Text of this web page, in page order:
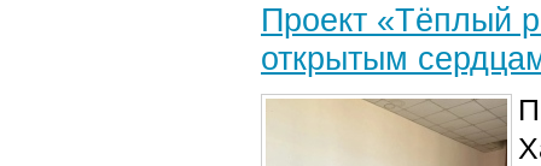
Проект «Тёплый
открытым